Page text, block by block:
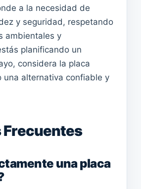
a la necesidad de
y seguridad, respetando
ambientales y
planificando un
considera la placa
una alternativa confiable y
Frecuentes
una placa